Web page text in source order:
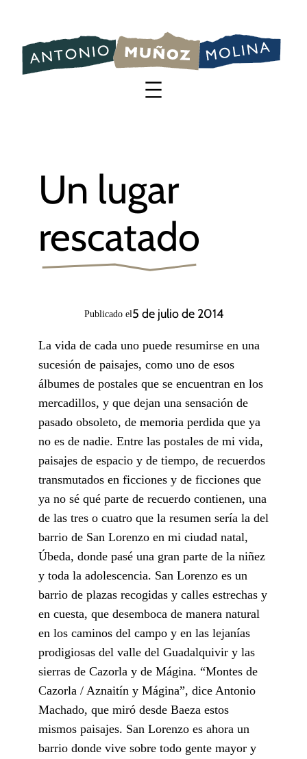
contenido
Un lugar
rescatado
Publicado el5 de julio de 2014
La vida de cada uno puede resumirse en una
sucesión de paisajes, como uno de esos
álbumes de postales que se encuentran en los
mercadillos, y que dejan una sensación de
pasado obsoleto, de memoria perdida que ya
no es de nadie. Entre las postales de mi vida,
paisajes de espacio y de tiempo, de recuerdos
transmutados en ficciones y de ficciones que
ya no sé qué parte de recuerdo contienen, una
de las tres o cuatro que la resumen sería la del
barrio de San Lorenzo en mi ciudad natal,
Úbeda, donde pasé una gran parte de la niñez
y toda la adolescencia. San Lorenzo es un
barrio de plazas recogidas y calles estrechas y
en cuesta, que desemboca de manera natural
en los caminos del campo y en las lejanías
prodigiosas del valle del Guadalquivir y las
sierras de Cazorla y de Mágina. “Montes de
Cazorla / Aznaitín y Mágina”, dice Antonio
Machado, que miró desde Baeza estos
mismos paisajes. San Lorenzo es ahora un
barrio donde vive sobre todo gente mayor y